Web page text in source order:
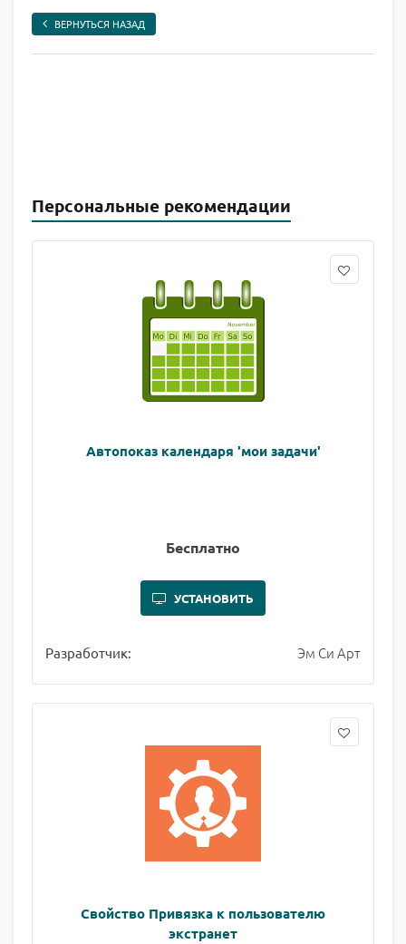
ВЕРНУТЬСЯ НАЗАД
Персональные рекомендации
Автопоказ календаря 'мои задачи'
Бесплатно
УСТАНОВИТЬ
Разработчик: Эм Си Арт
Свойство Привязка к пользователю
экстранет